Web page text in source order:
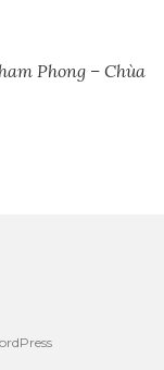
Phong – Chùa